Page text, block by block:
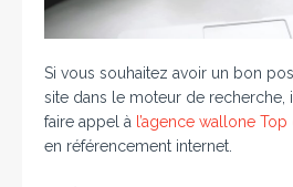
Si vous souhaitez avoir un bon
site dans le moteur de
faire appel à l’agence wallone
en référencement internet.